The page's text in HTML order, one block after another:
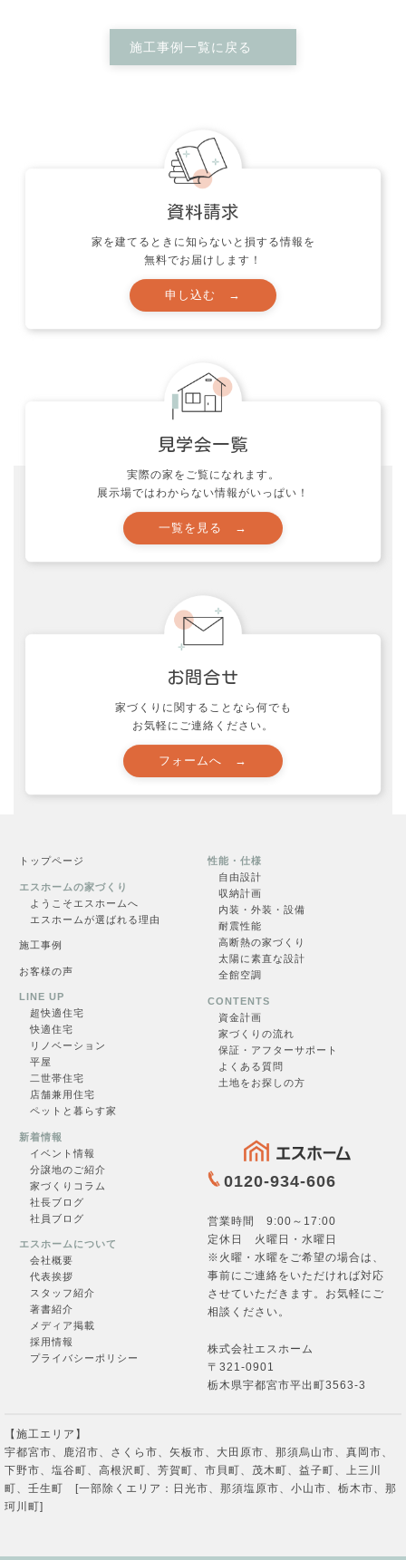
遊び心がいっぱ
い！普段が楽しい2
住みやすい平
施工事例一覧に戻る
家を建てるときに知らないと損する情報を
無料でお届けします！
申し込む →
実際の家をご覧になれます。
展示場ではわからない情報がいっぱい！
一覧を見る →
お問合せ
家づくりに関することなら何でも
お気軽にご連絡ください。
フォームへ →
トップページ
エスホームの家づくり
ようこそエスホームへ
エスホームが選ばれる理由
施工事例
お客様の声
LINE UP
超快適住宅
快適住宅
リノベーション
平屋
二世帯住宅
店舗兼用住宅
ペットと暮らす家
性能・仕様
自由設計
収納計画
内装・外装・設備
耐震性能
高断熱の家づくり
太陽に素直な設計
全館空調
CONTENTS
資金計画
家づくりの流れ
保証・アフターサポート
よくある質問
土地をお探しの方
新着情報
イベント情報
分譲地のご紹介
家づくりコラム
社長ブログ
社員ブログ
エスホームについて
会社概要
代表挨拶
スタッフ紹介
著書紹介
メディア掲載
採用情報
プライバシーポリシー
0120-934-606
営業時間 9:00～17:00
定休日 火曜日・水曜日
※火曜・水曜をご希望の場合は、
事前にご連絡をいただければ対応
させていただきます。お気軽にご
相談ください。
株式会社エスホーム
〒321-0901
栃木県宇都宮市平出町3563-3
【施工エリア】
宇都宮市、鹿沼市、さくら市、矢板市、大田原市、那須烏山市、真岡市、
下野市、塩谷町、高根沢町、芳賀町、市貝町、茂木町、益子町、上三川
町、壬生町 [一部除くエリア：日光市、那須塩原市、小山市、栃木市、那
珂川町]